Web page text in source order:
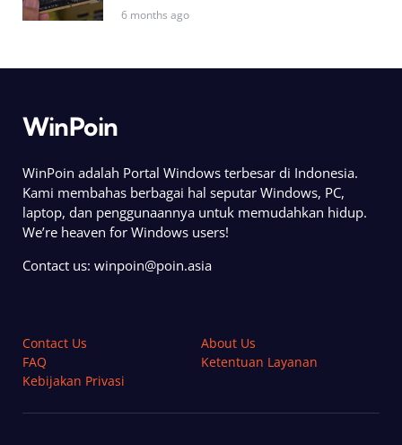
6 months ago
WinPoin
WinPoin adalah Portal Windows terbesar di Indonesia.
Kami membahas berbagai hal seputar Windows, PC,
laptop, dan penggunaannya untuk memudahkan hidup.
We’re heaven for Windows users!
Contact us: winpoin@poin.asia
Contact Us
About Us
FAQ
Ketentuan Layanan
Kebijakan Privasi